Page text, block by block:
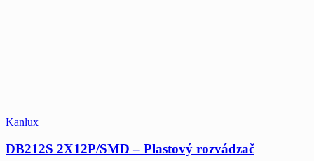
Kanlux
DB212S 2X12P/SMD – Plastový rozvádzač